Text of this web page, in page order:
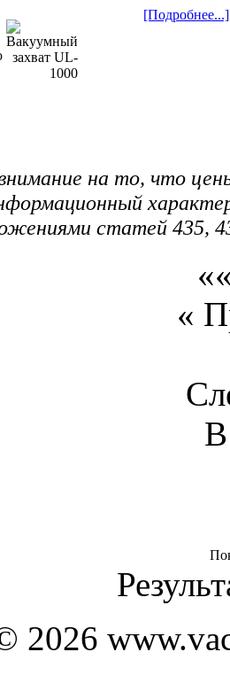
[Подробнее...]
на то, что
статей 435,
«
2026